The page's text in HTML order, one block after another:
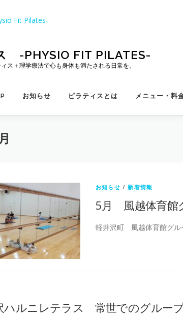
-PHYSIO FIT PILATES-
ス＋理学療法で心も身体も満たされる日常を。
お知らせ ピラティスとは メニュー・料
お知らせ /新着情報
5月 風越体育館
軽井沢町 風越体育館グ
ハルニレテラス 常世でのグルー